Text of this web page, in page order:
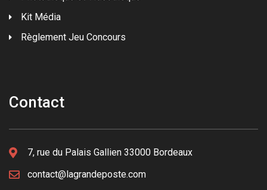
Kit Média
Règlement Jeu Concours
Contact
7, rue du Palais Gallien 33000 Bordeaux
contact@lagrandeposte.com